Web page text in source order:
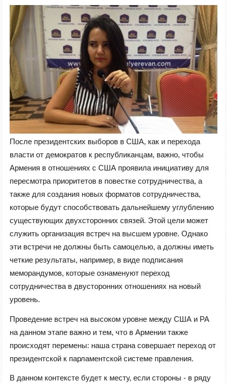
После президентских выборов в США, как и перехода
власти от демократов к республиканцам, важно, чтобы
Армения в отношениях с США проявила инициативу для
пересмотра приоритетов в повестке сотрудничества, а
также для создания новых форматов сотрудничества,
которые будут способствовать дальнейшему углублению
существующих двухсторонних связей. Этой цели может
служить организация встреч на высшем уровне. Однако
эти встречи не должны быть самоцелью, а должны иметь
четкие результаты, например, в виде подписания
меморандумов, которые ознаменуют переход
сотрудничества в двусторонних отношениях на новый
уровень.
Проведение встреч на высоком уровне между США и РА
на данном этапе важно и тем, что в Армении также
происходят перемены: наша страна совершает переход от
президентской к парламентской системе правления.
В данном контексте будет к месту, если стороны - в ряду